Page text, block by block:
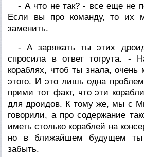
- А что не так? - все еще не
Если вы про команду, то их
заменить.
- А заряжать ты этих
спросила в ответ тогрута. -
кораблях, чтоб ты знала,
этого. И это лишь одна
прими тот факт, что эти
для дроидов. К тому же, мы с
говорили, а про содержание
иметь столько кораблей на
но в ближайшем будущем
забыть.